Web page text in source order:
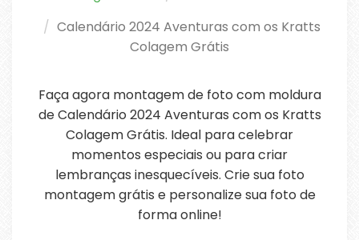
Calendário 2024 Aventuras com os Kratts
Colagem Grátis
Faça agora montagem de foto com moldura
de Calendário 2024 Aventuras com os Kratts
Colagem Grátis. Ideal para celebrar
momentos especiais ou para criar
lembranças inesquecíveis. Crie sua foto
montagem grátis e personalize sua foto de
forma online!